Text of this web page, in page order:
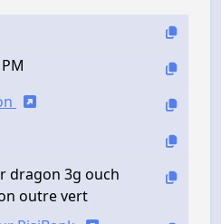
dragon 3g ouch
outre vert